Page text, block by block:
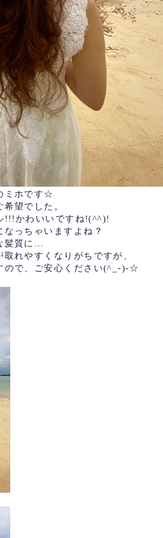
ミホです☆
望でした。
!!!かわいいですね!(^^)!
っちゃいますよね？
髪質に…
れやすくなりがちですが、
ので、ご安心ください(^_-)-☆